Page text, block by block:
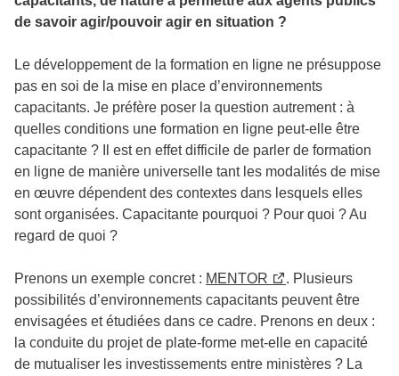
de savoir agir/pouvoir agir en situation ?
Le développement de la formation en ligne ne présuppose
pas en soi de la mise en place d’environnements
capacitants. Je préfère poser la question autrement : à
quelles conditions une formation en ligne peut-elle être
capacitante ? Il est en effet difficile de parler de formation
en ligne de manière universelle tant les modalités de mise
en œuvre dépendent des contextes dans lesquels elles
sont organisées. Capacitante pourquoi ? Pour quoi ? Au
regard de quoi ?
Prenons un exemple concret : MENTOR
. Plusieurs
possibilités d’environnements capacitants peuvent être
envisagées et étudiées dans ce cadre. Prenons en deux :
la conduite du projet de plate-forme met-elle en capacité
de mutualiser les investissements entre ministères ? La